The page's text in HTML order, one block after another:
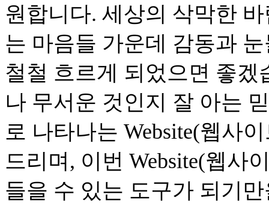
원합니다. 세상의 삭막한
는 마음들 가운데 감동과
철철 흐르게 되었으면 좋
나 무서운 것인지 잘 아는
로 나타나는 Website(웹사
드리며, 이번 Website(웹사
들을 수 있는 도구가 되기